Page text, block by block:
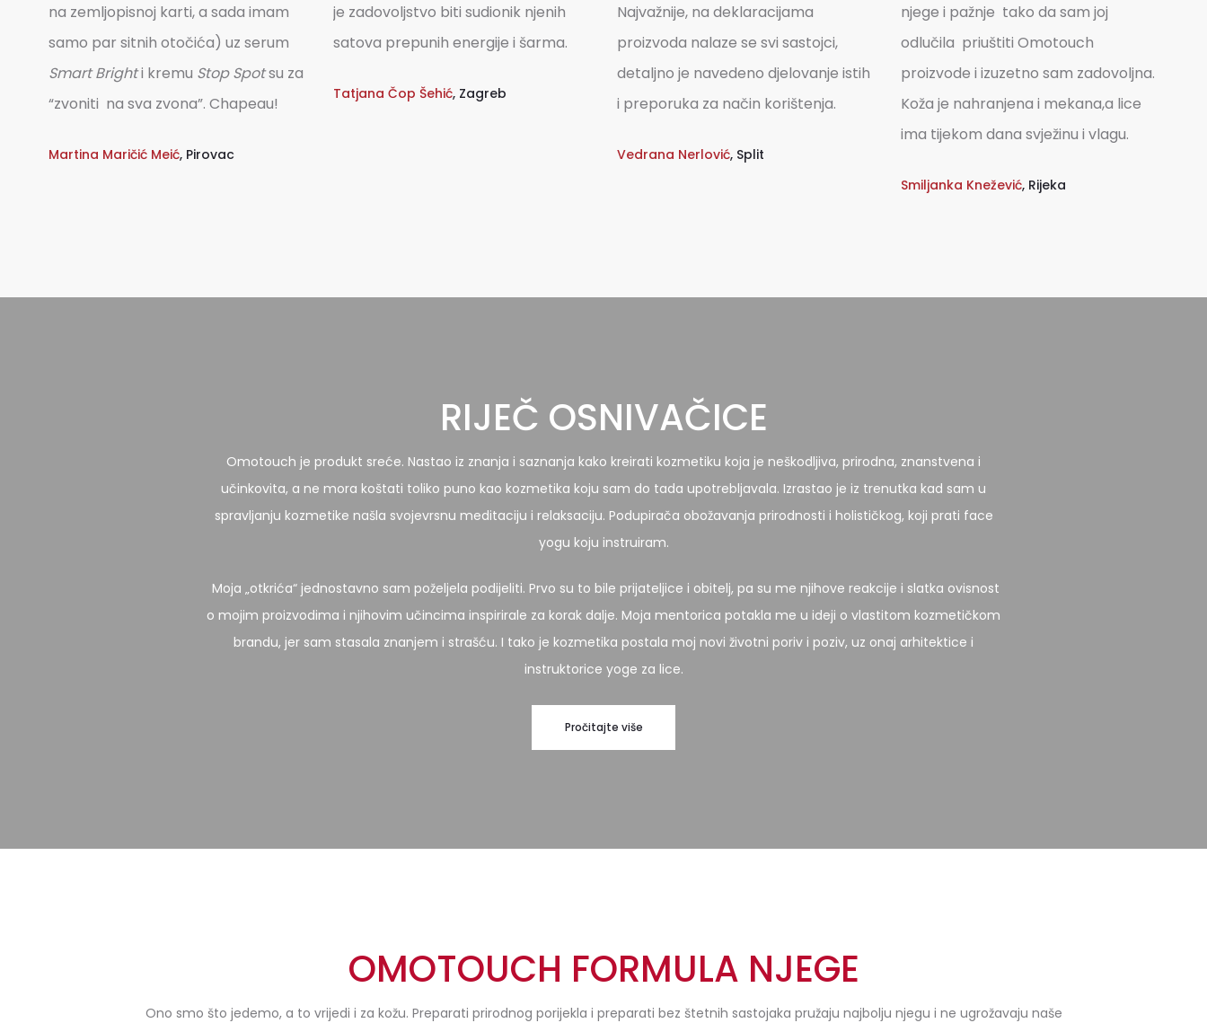
na zemljopisnoj karti, a sada imam
samo par sitnih otočića) uz serum
Smart Brighti kremu Stop Spotsu za
“zvoniti na sva zvona”. Chapeau!
Martina Maričić Meić, Pirovac
je zadovoljstvo biti sudionik njenih
satova prepunih energije i šarma.
Tatjana Čop Šehić, Zagreb
Najvažnije, na deklaracijama
proizvoda nalaze se svi sastojci,
detaljno je navedeno djelovanje istih
i preporuka za način korištenja.
Vedrana Nerlović, Split
njege i pažnje tako da sam joj
odlučila priuštiti Omotouch
proizvode i izuzetno sam zadovoljna.
Koža je nahranjena i mekana,a lice
ima tijekom dana svježinu i vlagu.
Smiljanka Knežević, Rijeka
RIJEČ OSNIVAČICE
Omotouch je produkt sreće. Nastao iz znanja i saznanja kako kreirati kozmetiku koja je neškodljiva, prirodna, znanstvena i
učinkovita, a ne mora koštati toliko puno kao kozmetika koju sam do tada upotrebljavala. Izrastao je iz trenutka kad sam u
spravljanju kozmetike našla svojevrsnu meditaciju i relaksaciju. Podupirača obožavanja prirodnosti i holističkog, koji prati face
yogu koju instruiram.
Moja „otkrića“ jednostavno sam poželjela podijeliti. Prvo su to bile prijateljice i obitelj, pa su me njihove reakcije i slatka ovisnost
o mojim proizvodima i njihovim učincima inspirirale za korak dalje. Moja mentorica potakla me u ideji o vlastitom kozmetičkom
brandu, jer sam stasala znanjem i strašću. I tako je kozmetika postala moj novi životni poriv i poziv, uz onaj arhitektice i
instruktorice yoge za lice.
Pročitajte više
OMOTOUCH FORMULA NJEGE
Ono smo što jedemo, a to vrijedi i za kožu. Preparati prirodnog porijekla i preparati bez štetnih sastojaka pružaju najbolju njegu i ne ugrožavaju naše